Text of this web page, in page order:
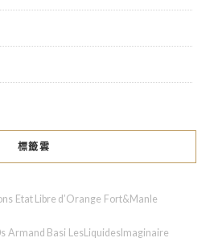
標籤雲
Etat Libre d’Orange Fort&Manle
Armand Basi LesLiquidesImaginaire